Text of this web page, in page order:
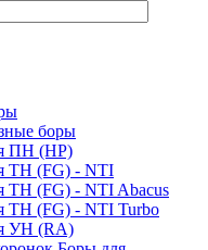
боры
ПН (HP)
ТН (FG) - NTI
ТН (FG) - NTI Abacus
ТН (FG) - NTI Turbo
УН (RA)